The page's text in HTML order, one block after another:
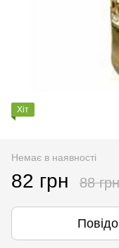
Хіт
Немає в наявності
82 грн 88 грн